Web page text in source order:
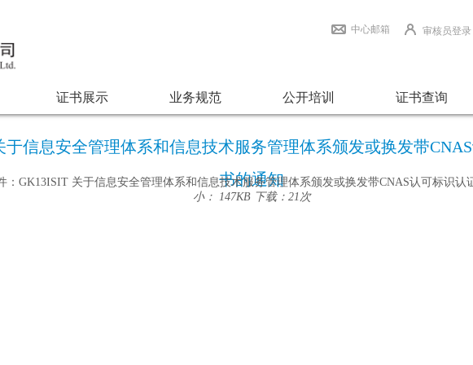
审核员登录
中心邮箱
证书展示 业务规范 公开培训 证书查询
于信息安全管理体系和信息技术服务管理体系颁发或换发带
书的通知
：GK13ISIT 关于信息安全管理体系和信息技术服务管理体系颁发或换发带CNAS认可标识认
小： 147KB 下载： 21次